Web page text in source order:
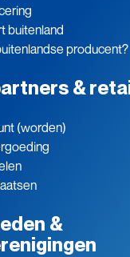
buitenland
producent?
&
(worden)
&